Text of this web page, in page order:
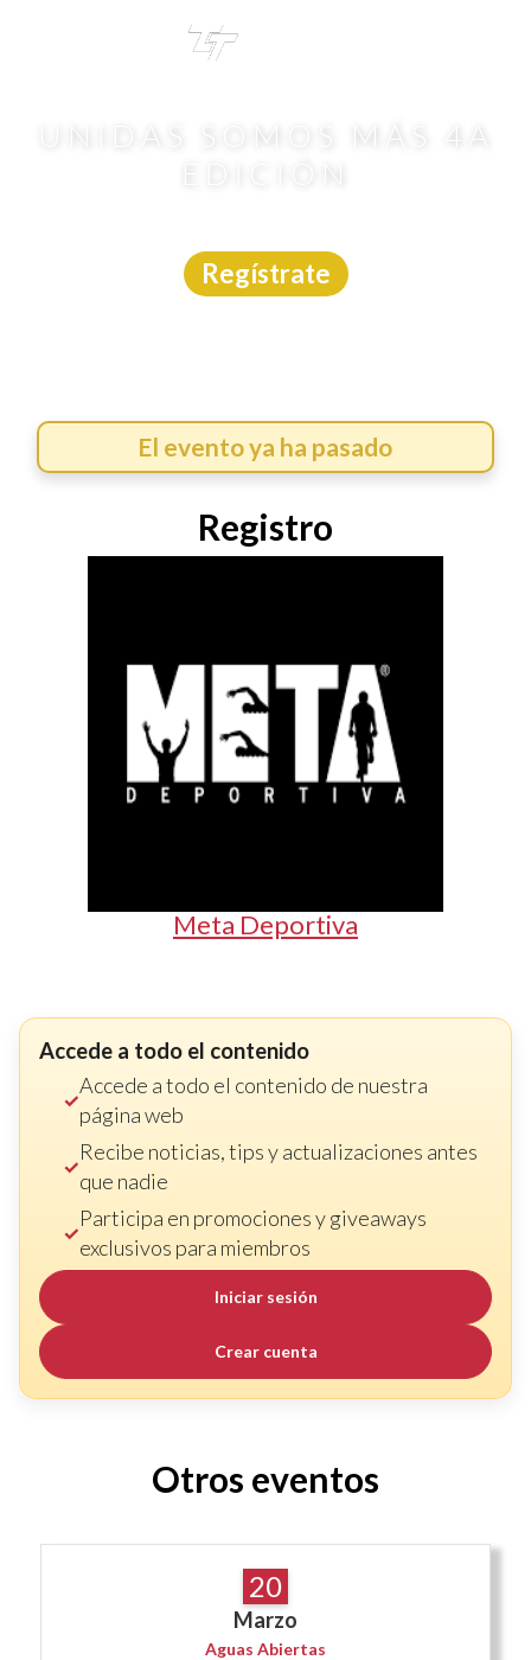
UNIDAS SOMOS MÁS 4A
Regístrate
El evento ya ha pasado
Registro
Meta Deportiva
Accede a todo el contenido
Accede a todo el contenido de nuestra
página web
Recibe noticias, tips y actualizaciones antes
que nadie
Participa en promociones y giveaways
exclusivos para miembros
Iniciar sesión
Crear cuenta
Otros eventos
20
Marzo
Aguas Abiertas